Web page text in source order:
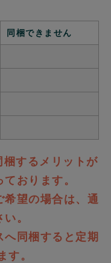
同梱できません
するメリットが
おります。
望の場合は、通
。
同梱すると定期
す。